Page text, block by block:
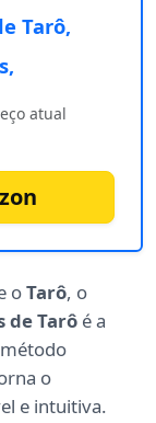
Tarô,
atual
oTarô, o
de Tarô é a
o
e intuitiva.